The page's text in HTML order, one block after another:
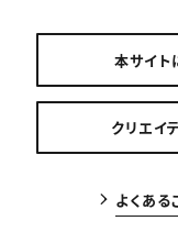
本サイト
クリエイ
よくある